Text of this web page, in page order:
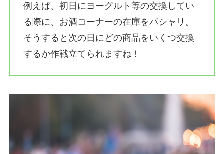
例えば、初日にヨーグルト等の交換してい
る際に、お酒コーナーの在庫をパシャリ。
そうすると次の日にどの商品をいくつ交換
するか作戦立てられますね！